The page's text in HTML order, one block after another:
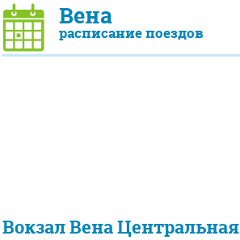
Вена
расписание поездов
Вокзал Вена Центральная